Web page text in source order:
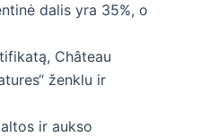
dalis yra 35%, o
Château
ženklu ir
ir aukso